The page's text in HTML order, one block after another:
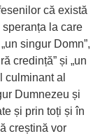
că există
la care
singur Domn”,
credință” și „un
culminant al
Dumnezeu și
și prin toți și în
creștină vor